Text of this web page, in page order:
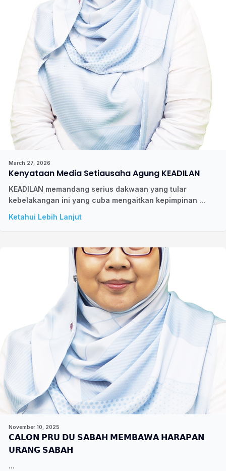
March 27, 2026
Kenyataan Media Setiausaha Agung KEADILAN
KEADILAN memandang serius dakwaan yang tular
kebelakangan ini yang cuba mengaitkan kepimpinan ...
Ketahui Lebih Lanjut
November 10, 2025
𝗖𝗔𝗟𝗢𝗡 𝗣𝗥𝗨 𝗗𝗨 𝗦𝗔𝗕𝗔𝗛 𝗠𝗘𝗠𝗕𝗔𝗪𝗔 𝗛𝗔𝗥𝗔𝗣𝗔𝗡
𝗨𝗥𝗔𝗡𝗚 𝗦𝗔𝗕𝗔𝗛
...